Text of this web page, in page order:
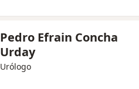
Pedro Efrain Concha
Urday
Urólogo